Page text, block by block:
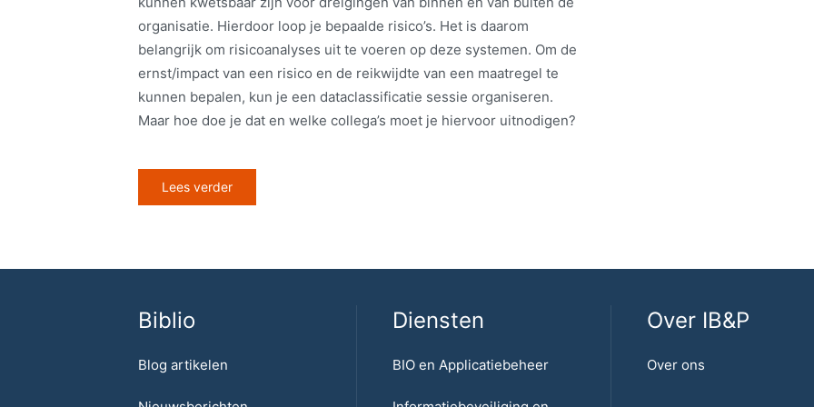
organisatie. Hierdoor loop je bepaalde risico’s. Het is daarom
belangrijk om risicoanalyses uit te voeren op deze systemen. Om de
ernst/impact van een risico en de reikwijdte van een maatregel te
kunnen bepalen, kun je een dataclassificatie sessie organiseren.
Maar hoe doe je dat en welke collega’s moet je hiervoor uitnodigen?
Lees verder
Biblio
Blog artikelen
Diensten
BIO en Applicatiebeheer
Over IB&P
Over ons